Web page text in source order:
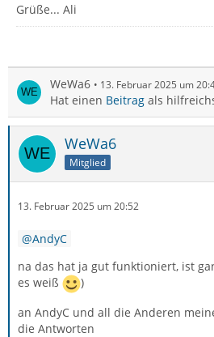
Grüße... Ali
WeWa6 13. Februar 2025 um
Hat einen Beitrag als
WeWa6
Mitglied
13. Februar 2025 um 20:52
AndyC
na das hat ja gut funktioniert, ist
es weiß
)
an AndyC und all die Anderen
die Antworten